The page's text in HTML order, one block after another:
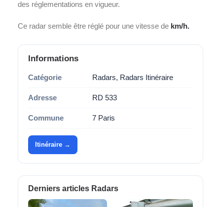
des réglementations en vigueur.
Ce radar semble être réglé pour une vitesse de km/h.
Informations
Catégorie Radars, Radars Itinéraire
Adresse RD 533
Commune 7 Paris
Itinéraire →
Derniers articles Radars